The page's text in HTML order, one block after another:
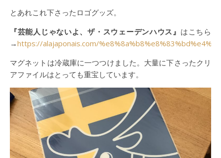
とあれこれ下さったロゴグッズ。
『芸能人じゃないよ、ザ・スウェーデンハウス』 はこちら
→https://alajaponais.com/
マグネットは冷蔵庫に一つつけました。大量に下さったクリ
アファイルはとっても重宝しています。